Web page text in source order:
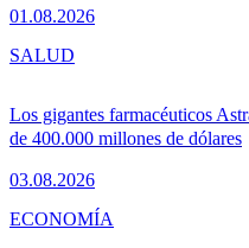
01.08.2026
Los gigantes farmacéuticos
de 400.000 millones de dólares
03.08.2026
SALUD
ECONOMÍA